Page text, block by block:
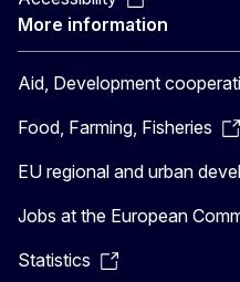
More information
Aid, Development
Food, Farming, Fisheries
EU regional and urban
Jobs at the European
Statistics